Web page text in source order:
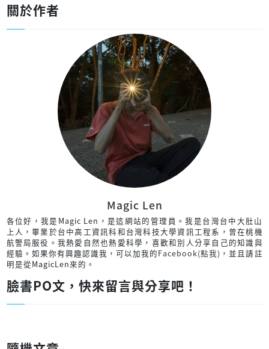
關於作者
Magic Len
各位好，我是Magic Len，是這網站的管理員。我是台灣台中大肚山
上人，畢業於台中高工資訊科和台灣科技大學資訊工程系，曾在桃機
航警局服役。我熱愛自然也熱愛科學，喜歡和別人分享自己的知識與
經驗。如果你有興趣認識我，可以加我的Facebook(點我) ，並且請註
明是從MagicLen來的。
臉書PO文，快來留言與分享吧！